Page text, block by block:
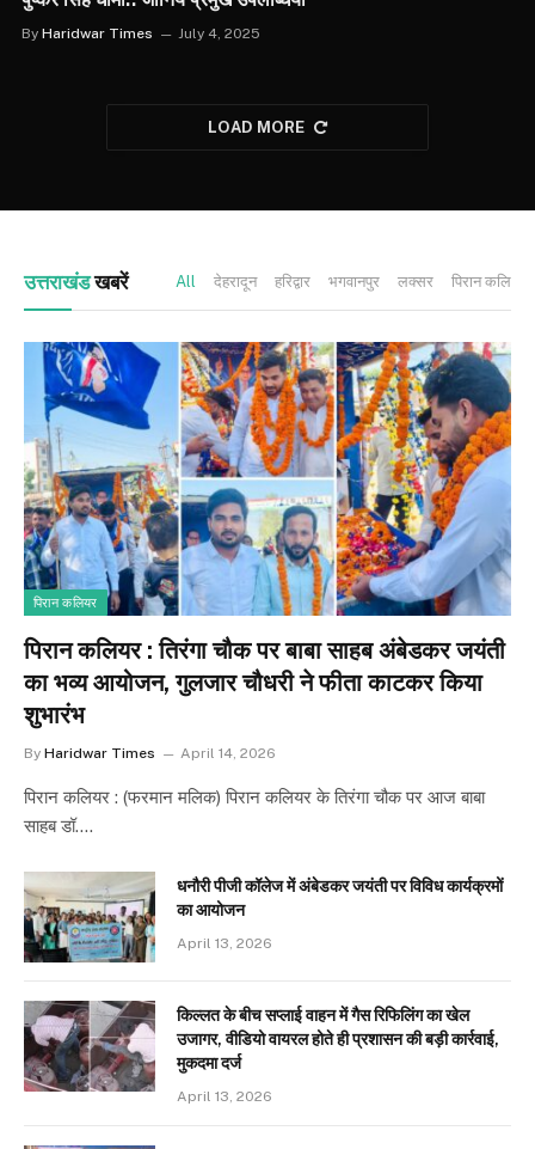
By Haridwar Times July 4, 2025
LOAD MORE
उत्तराखंडखबरें All देहरादून हरिद्वार भगवानपुर लक्सर पिरान कलियर
पिरान कलियर
पिरान कलियर : तिरंगा चौक पर बाबा साहब अंबेडकर जयंती
का भव्य आयोजन, गुलजार चौधरी ने फीता काटकर किया
शुभारंभ
By Haridwar Times April 14, 2026
पिरान कलियर : (फरमान मलिक) पिरान कलियर के तिरंगा चौक पर आज बाबा
साहब डॉ.…
धनौरी पीजी कॉलेज में अंबेडकर जयंती पर विविध कार्यक्रमों
का आयोजन
April 13, 2026
किल्लत के बीच सप्लाई वाहन में गैस रिफिलिंग का खेल
उजागर, वीडियो वायरल होते ही प्रशासन की बड़ी कार्रवाई,
मुकदमा दर्ज
April 13, 2026